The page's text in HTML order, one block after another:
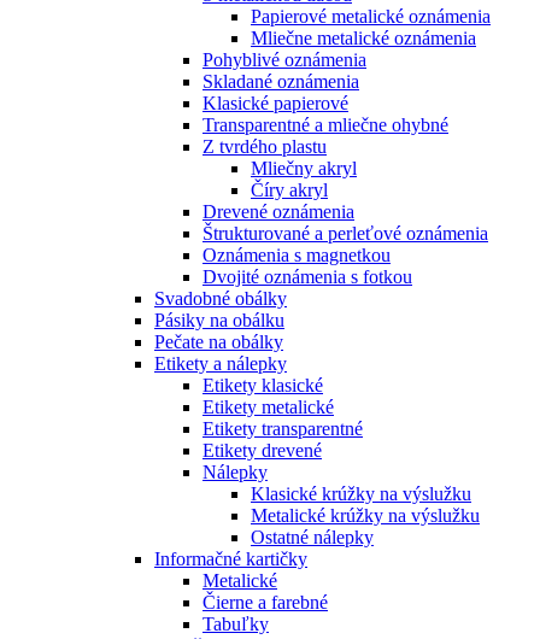
Papierové metalické oznámenia
Mliečne metalické oznámenia
Pohyblivé oznámenia
Skladané oznámenia
Klasické papierové
Transparentné a mliečne ohybné
Z tvrdého plastu
Mliečny akryl
Číry akryl
Drevené oznámenia
Štrukturované a perleťové oznámenia
Oznámenia s magnetkou
Dvojité oznámenia s fotkou
Svadobné obálky
Pásiky na obálku
Pečate na obálky
Etikety a nálepky
Etikety klasické
Etikety metalické
Etikety transparentné
Etikety drevené
Nálepky
Klasické krúžky na výslužku
Metalické krúžky na výslužku
Ostatné nálepky
Informačné kartičky
Metalické
Čierne a farebné
Tabuľky